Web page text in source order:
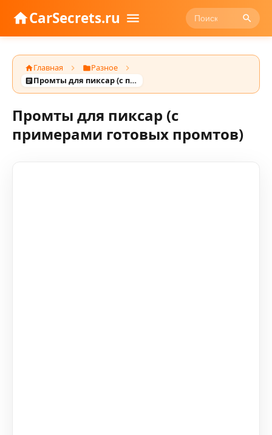
CarSecrets.ru
Главная
Разное
Промты для пиксар (с примерами готовых промтов)
Промты для пиксар (с
примерами готовых промтов)